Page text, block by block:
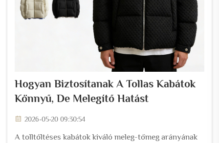
Hogyan Biztosítanak A Tollas Kabátok
Könnyű, De Melegítő Hatást
2026-05-20 09:30:54
A tolltöltéses kabátok kiváló meleg-tömeg arányának